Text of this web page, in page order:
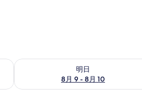
明日
8月 9 - 8月 10
查看明日 8月 9 - 8月 10的可訂空房